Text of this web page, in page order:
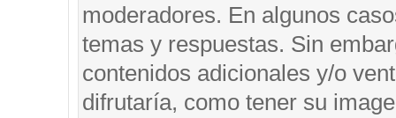
moderadores. En algunos
temas y respuestas. Sin
contenidos adicionales y/o
difrutaría, como tener su